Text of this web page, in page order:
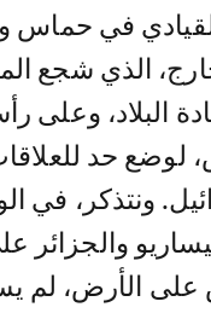
في حماس
الذي شجع
البلاد، وعلى
لوضع حد
ونتذكر، في
والجزائر
الأرض، لم